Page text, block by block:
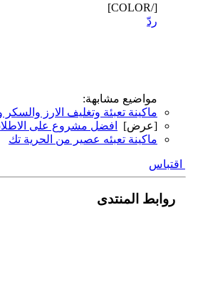
[/COLOR]
ردّ
مواضيع مشابهة:
ماكينة تعبئة وتغليف الارز والسكر
[عرض]
افضل مشروع على الاطلاق
ماكينة تعبئه عصير من الحرية تك
اقتباس
روابط المنتدى